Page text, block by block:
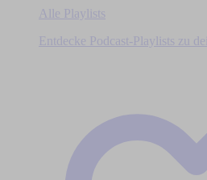
Alle Playlists
Entdecke Podcast-Playlists zu